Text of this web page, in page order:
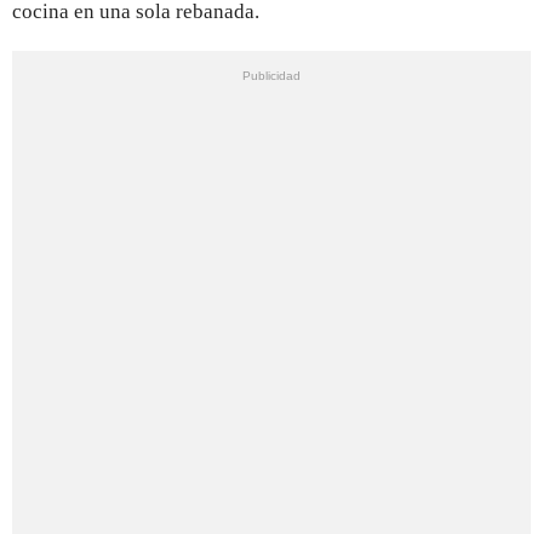
cocina en una sola rebanada.